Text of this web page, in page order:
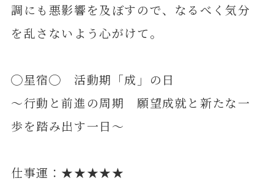
調にも悪影響を及ぼすので、なるべく気分
を乱さないよう心がけて。
◯星宿◯ 活動期「成」の日
～行動と前進の周期 願望成就と新たな一
歩を踏み出す一日～
仕事運：★★★★★